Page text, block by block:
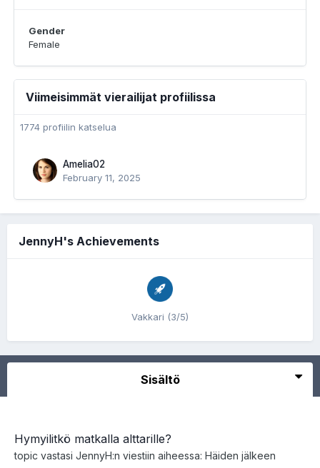
Gender
Female
Viimeisimmät vierailijat profiilissa
1774 profiilin katselua
Amelia02
February 11, 2025
JennyH's Achievements
Vakkari (3/5)
Sisältö
Hymyilitkö matkalla alttarille?
topic vastasi JennyH:n viestiin aiheessa: Häiden jälkeen